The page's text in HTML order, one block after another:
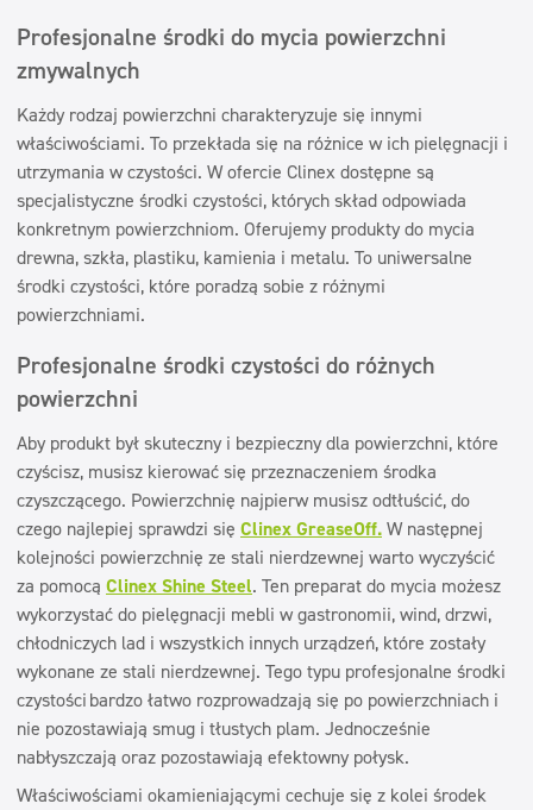
Profesjonalne środki do mycia powierzchni
zmywalnych
Każdy rodzaj powierzchni charakteryzuje się innymi
właściwościami. To przekłada się na różnice w ich pielęgnacji i
utrzymania w czystości. W ofercie Clinex dostępne są
specjalistyczne środki czystości, których skład odpowiada
konkretnym powierzchniom. Oferujemy produkty do mycia
drewna, szkła, plastiku, kamienia i metalu. To uniwersalne
środki czystości, które poradzą sobie z różnymi
powierzchniami.
Profesjonalne środki czystości do różnych
powierzchni
Aby produkt był skuteczny i bezpieczny dla powierzchni, które
czyścisz, musisz kierować się przeznaczeniem środka
czyszczącego. Powierzchnię najpierw musisz odtłuścić, do
czego najlepiej sprawdzi się Clinex GreaseOff.W następnej
kolejności powierzchnię ze stali nierdzewnej warto wyczyścić
za pomocą Clinex Shine Steel. Ten preparat do mycia możesz
wykorzystać do pielęgnacji mebli w gastronomii, wind, drzwi,
chłodniczych lad i wszystkich innych urządzeń, które zostały
wykonane ze stali nierdzewnej. Tego typu profesjonalne środki
czystościbardzo łatwo rozprowadzają się po powierzchniach i
nie pozostawiają smug i tłustych plam. Jednocześnie
nabłyszczają oraz pozostawiają efektowny połysk.
Właściwościami okamieniającymi cechuje się z kolei środek